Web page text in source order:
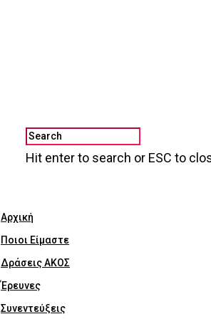
Hit enter to search or ESC to
Αρχική
Ποιοι Είμαστε
Δράσεις ΑΚΟΣ
Έρευνες
Συνεντεύξεις